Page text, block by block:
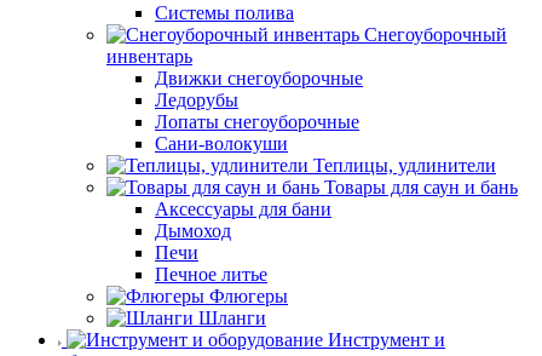
Системы полива
Снегоуборочный
инвентарь
Движки снегоуборочные
Ледорубы
Лопаты снегоуборочные
Сани-волокуши
Теплицы, удлинители
Товары для саун и бань
Аксессуары для бани
Дымоход
Печи
Печное литье
Флюгеры
Шланги
Инструмент и